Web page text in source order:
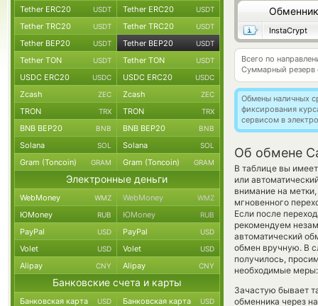
Обменник
InstaCrypt
Всего по
Суммарный резерв
Обмены наличных
фиксирования
сервисом в
Об обмене
В таблице вы
или
внимание на
мгновенного
Если после
рекомендуем
автоматический
обмен вручную. В
получилось,
необходимые
Зачастую бывает
обменника через
Tether ERC20 USDT Tether ERC20 USDT
Tether TRC20 USDT Tether TRC20 USDT
Tether BEP20 USDT Tether BEP20 USDT
Tether TON USDT Tether TON USDT
USDC ERC20 USDC USDC ERC20 USDC
Zcash ZEC Zcash ZEC
TRON TRX TRON TRX
BNB BEP20 BNB BNB BEP20 BNB
Solana SOL Solana SOL
Gram (Toncoin) GRAM Gram (Toncoin) GRAM
Электронные деньги
WebMoney WMZ WebMoney WMZ
ЮMoney RUB ЮMoney RUB
PayPal USD PayPal USD
Volet USD Volet USD
Alipay CNY Alipay CNY
Банковские счета и карты
Банковская карта USD Банковская карта USD